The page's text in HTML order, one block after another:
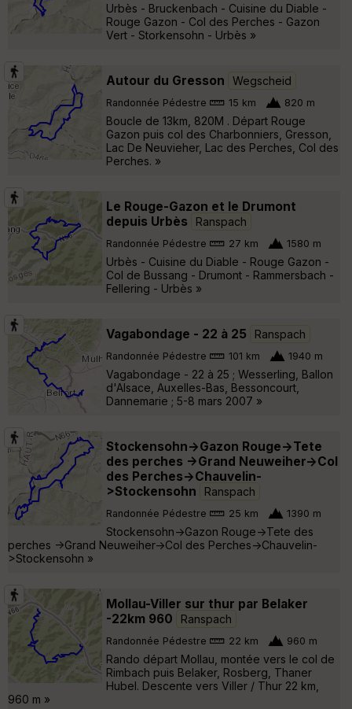
Urbès - Bruckenbach - Cuisine du Diable -
Rouge Gazon - Col des Perches - Gazon
Vert - Storkensohn - Urbès »
Autour du Gresson Wegscheid
Randonnée Pédestre 15 km 820 m
Boucle de 13km, 820M . Départ Rouge
Gazon puis col des Charbonniers, Gresson,
Lac De Neuvieher, Lac des Perches, Col des
Perches. »
Le Rouge-Gazon et le Drumont
depuis Urbès
Ranspach
Randonnée Pédestre 27 km 1580 m
Urbès - Cuisine du Diable - Rouge Gazon -
Col de Bussang - Drumont - Rammersbach -
Fellering - Urbès »
Vagabondage - 22 à 25 Ranspach
Randonnée Pédestre 101 km 1940 m
Vagabondage - 22 à 25 ; Wesserling, Ballon
d'Alsace, Auxelles-Bas, Bessoncourt,
Dannemarie ; 5-8 mars 2007 »
Stockensohn->Gazon Rouge->Tete
des perches ->Grand Neuweiher->Col
des Perches->Chauvelin-
>Stockensohn
Ranspach
Randonnée Pédestre 25 km 1390 m
Stockensohn->Gazon Rouge->Tete des
perches ->Grand Neuweiher->Col des Perches->Chauvelin-
>Stockensohn »
Mollau-Viller sur thur par Belaker
-22km 960
Ranspach
Randonnée Pédestre 22 km 960 m
Rando départ Mollau, montée vers le col de
Rimbach puis Belaker, Rosberg, Thaner
Hubel. Descente vers Viller / Thur 22 km,
960 m »